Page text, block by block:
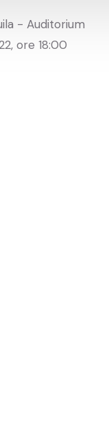
- Auditorium
ore 18:00